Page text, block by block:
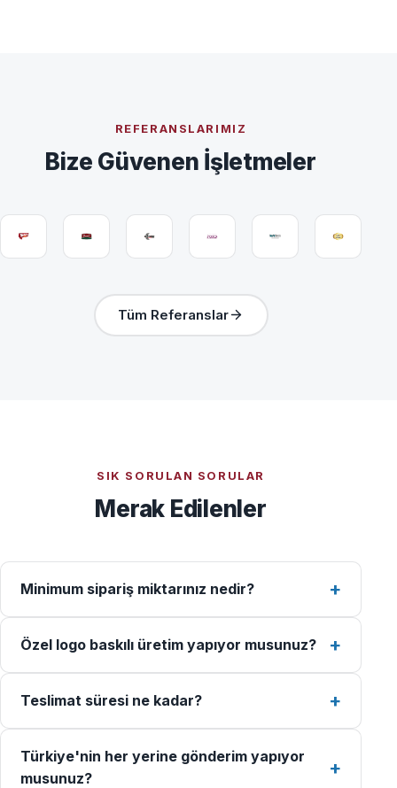
REFERANSLARIMIZ
Bize Güvenen İşletmeler
Tüm Referanslar
SIK SORULAN SORULAR
Merak Edilenler
Minimum sipariş miktarınız nedir?
Özel logo baskılı üretim yapıyor musunuz?
Teslimat süresi ne kadar?
Türkiye'nin her yerine gönderim yapıyor
musunuz?